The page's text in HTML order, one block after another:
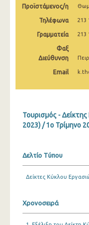
1o Τρίμηνο
4o Τρίμηνο 2019
2o Τρίμηνο
3o Τρίμηνο
1o Τρίμηνο 2018
2o Τρίμηνο 2017
Προϊστάμενος/η
Τηλέφωνα 213
Γραμματεία 213
Φαξ
Διεύθυνση
Email
Τουρισμός -
2023) / 1o Τρίμηνο
Δελτίο Τύπου
Δείκτες Κύκλου
Χρονοσειρά